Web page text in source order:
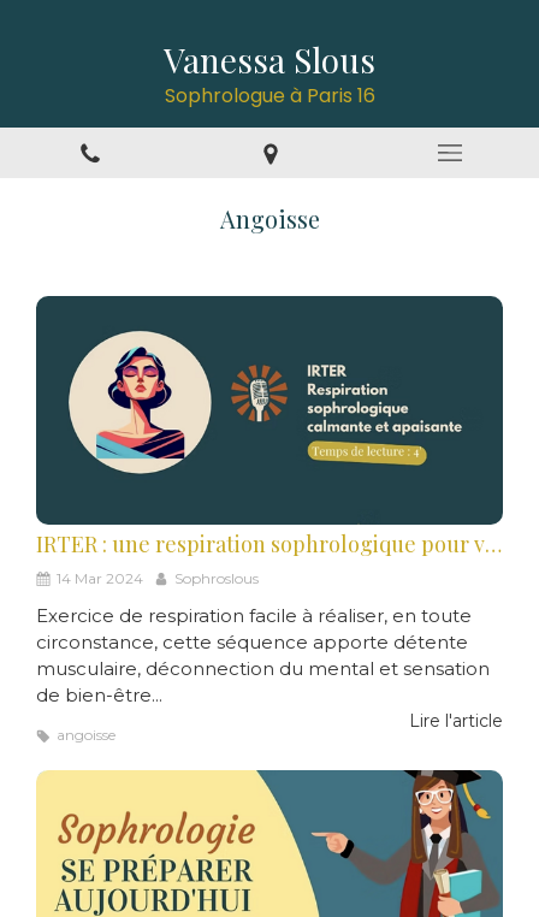
Vanessa Slous
Sophrologue à Paris 16
Angoisse
IRTER : une respiration sophrologique pour vaincre le stress chronique et restaurer le calme intérieur
14 Mar 2024 Sophroslous
Exercice de respiration facile à réaliser, en toute
circonstance, cette séquence apporte détente
musculaire, déconnection du mental et sensation
de bien-être...
Lire l'article
angoisse